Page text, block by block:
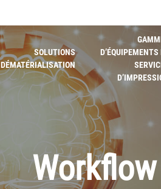
SOLUTIONS
DÉMATÉRIALISATION
D’ÉQUIPEMENTS
Workflow